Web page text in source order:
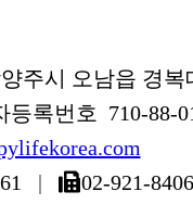
주시 오남읍 경복
등록번호 710-88-
| 02-921-8406